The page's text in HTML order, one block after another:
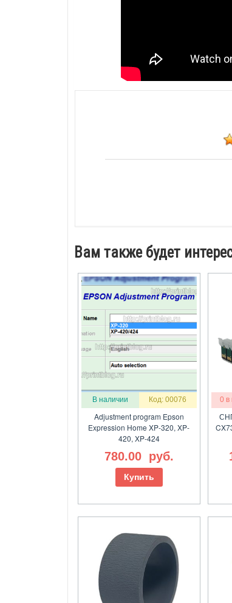
Вам также будет
В наличии Код: 00076
Adjustment program Epson
Expression Home XP-320, XP-
420, XP-424
780.00 руб.
Купить
0 в